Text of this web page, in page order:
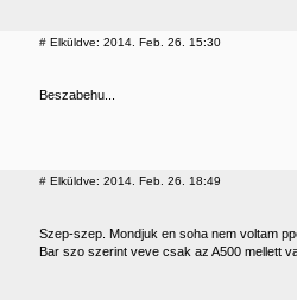
# Elküldve: 2014. Feb. 26. 15:30
Beszabehu...
# Elküldve: 2014. Feb. 26. 18:49
Szep-szep. Mondjuk en soha nem voltam
Bar szo szerint veve csak az A500 mellett